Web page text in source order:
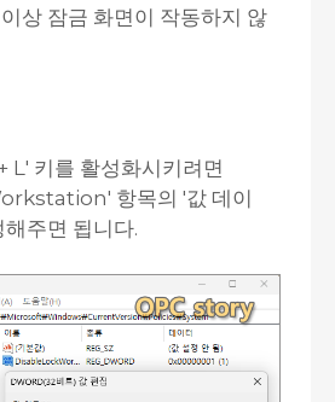
상 잠금 화면이 작동하지 않
키를 활성화시키려면
항목의 '값 데이
주면 됩니다.